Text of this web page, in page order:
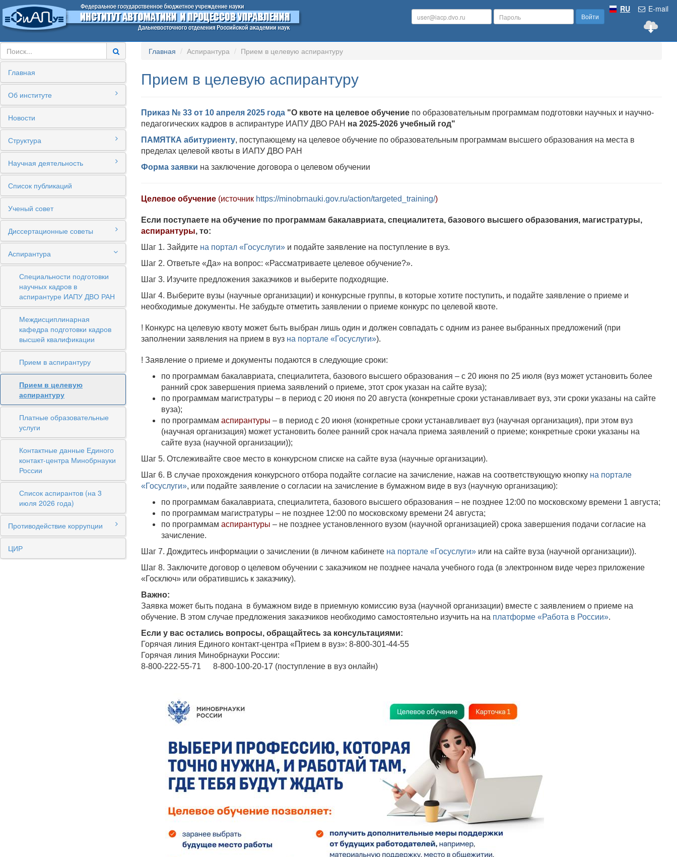
E-mail
RU
Войти
Главная
Об институте
Новости
Структура
Научная деятельность
Список публикаций
Ученый совет
Диссертационные советы
Аспирантура
Специальности подготовки
научных кадров в
аспирантуре ИАПУ ДВО РАН
Междисциплинарная
кафедра подготовки кадров
высшей квалификации
Прием в аспирантуру
Прием в целевую
аспирантуру
Платные образовательные
услуги
Контактные данные Единого
контакт-центра Минобрнауки
России
Список аспирантов (на 3
июля 2026 года)
Противодействие коррупции
ЦИР
Главная Аспирантура Прием в целевую аспирантуру
Прием в целевую аспирантуру
Приказ № 33 от 10 апреля 2025 года "О квоте на целевое обучение по образовательным программам подготовки научных и научно-
педагогических кадров в аспирантуре ИАПУ ДВО РАН на 2025-2026 учебный год"
ПАМЯТКА абитуриенту, поступающему на целевое обучение по образовательным программам высшего образования на места в
пределах целевой квоты в ИАПУ ДВО РАН
Форма заявки на заключение договора о целевом обучении
Целевое обучение (источник https://minobrnauki.gov.ru/action/targeted_training/)
Если поступаете на обучение по программам бакалавриата, специалитета, базового высшего образования, магистратуры,
аспирантуры, то:
Шаг 1. Зайдите на портал «Госуслуги» и подайте заявление на поступление в вуз.
Шаг 2. Ответьте «Да» на вопрос: «Рассматриваете целевое обучение?».
Шаг 3. Изучите предложения заказчиков и выберите подходящие.
Шаг 4. Выберите вузы (научные организации) и конкурсные группы, в которые хотите поступить, и подайте заявление о приеме и
необходимые документы. Не забудьте отметить заявлении о приеме конкурс по целевой квоте.
! Конкурс на целевую квоту может быть выбран лишь один и должен совпадать с одним из ранее выбранных предложений (при
заполнении заявления на прием в вуз на портале «Госуслуги»).
! Заявление о приеме и документы подаются в следующие сроки:
по программам бакалавриата, специалитета, базового высшего образования – с 20 июня по 25 июля (вуз может установить более
ранний срок завершения приема заявлений о приеме, этот срок указан на сайте вуза);
по программам магистратуры – в период с 20 июня по 20 августа (конкретные сроки устанавливает вуз, эти сроки указаны на сайте
вуза);
по программам аспирантуры – в период с 20 июня (конкретные сроки устанавливает вуз (научная организация), при этом вуз
(научная организация) может установить более ранний срок начала приема заявлений о приеме; конкретные сроки указаны на
сайте вуза (научной организации));
Шаг 5. Отслеживайте свое место в конкурсном списке на сайте вуза (научные организации).
Шаг 6. В случае прохождения конкурсного отбора подайте согласие на зачисление, нажав на соответствующую кнопку на портале
«Госуслуги», или подайте заявление о согласии на зачисление в бумажном виде в вуз (научную организацию):
по программам бакалавриата, специалитета, базового высшего образования – не позднее 12:00 по московскому времени 1 августа;
по программам магистратуры – не позднее 12:00 по московскому времени 24 августа;
по программам аспирантуры – не позднее установленного вузом (научной организацией) срока завершения подачи согласие на
зачисление.
Шаг 7. Дождитесь информации о зачислении (в личном кабинете на портале «Госуслуги» или на сайте вуза (научной организации)).
Шаг 8. Заключите договор о целевом обучении с заказчиком не позднее начала учебного года (в электронном виде через приложение
«Госключ» или обратившись к заказчику).
Важно:
Заявка может быть подана в бумажном виде в приемную комиссию вуза (научной организации) вместе с заявлением о приеме на
обучение. В этом случае предложения заказчиков необходимо самостоятельно изучить на на платформе «Работа в России».
Если у вас остались вопросы, обращайтесь за консультациями:
Горячая линия Единого контакт-центра «Прием в вуз»: 8-800-301-44-55
Горячая линия Минобрнауки России:
8-800-222-55-71 8-800-100-20-17 (поступление в вуз онлайн)